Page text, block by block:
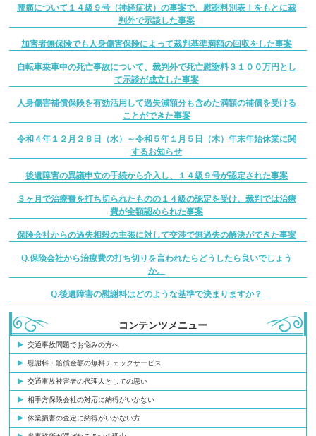
腰痛について１４級９号（神経症状）の事案で、慰謝料別表Ⅰをもとに裁
判外で示談した事案
加害者無保険でも人身傷害保険によって裁判基準満額の回収をした事案
自転車乗車中の死亡事故について、裁判外で死亡慰謝料３１００万円とし
て示談が成立した事案
人身傷害補償保険を有効活用して過失減額分も含めた満額の補償を受ける
ことができた事案
令和４年１２月２８日（水）～令和５年１月５日（木）年末年始休業に関
するお知らせ
後遺障害の異議申立の手続から介入し、１４級９号が認定された事案
３ヶ月で治療費を打ち切られたものの１４級の認定を受け、裁判では治療
費が全額認められた事案
保険会社からの過失相殺の主張に対して交渉で無過失の解決ができた事案
Q.保険会社から治療費の打ち切りを言われたらどうしたら良いでしょう
か。
Q.後遺障害の慰謝料はどのような基準で決まりますか？
コンテンツメニュー
交通事故問題でお悩みの方へ
慰謝料・賠償金額の無料チェックサービス
交通事故被害者の代理人としての思い
相手方保険会社の対応に納得がいかない
休業損害の査定に納得がいかない方